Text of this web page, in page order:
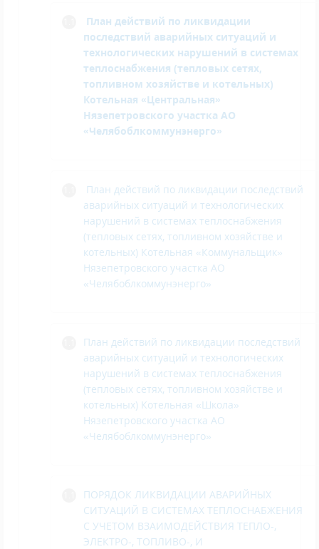
План действий по ликвидации
последствий аварийных ситуаций и
технологических нарушений в системах
теплоснабжения (тепловых сетях,
топливном хозяйстве и котельных)
Котельная «Центральная»
Нязепетровского участка АО
«Челябоблкоммунэнерго»
План действий по ликвидации последствий
аварийных ситуаций и технологических
нарушений в системах теплоснабжения
(тепловых сетях, топливном хозяйстве и
котельных) Котельная «Коммунальщик»
Нязепетровского участка АО
«Челябоблкоммунэнерго»
План действий по ликвидации последствий
аварийных ситуаций и технологических
нарушений в системах теплоснабжения
(тепловых сетях, топливном хозяйстве и
котельных) Котельная «Школа»
Нязепетровского участка АО
«Челябоблкоммунэнерго»
ПОРЯДОК ЛИКВИДАЦИИ АВАРИЙНЫХ
СИТУАЦИЙ В СИСТЕМАХ ТЕПЛОСНАБЖЕНИЯ
С УЧЕТОМ ВЗАИМОДЕЙСТВИЯ ТЕПЛО-,
ЭЛЕКТРО-, ТОПЛИВО-, И